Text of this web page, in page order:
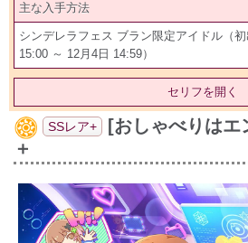
主な入手方法
シンデレラフェス ブラン限定アイドル（初
15:00 ～ 12月4日 14:59）
セリフを開く
SSレア+
[おしゃべりは
＋